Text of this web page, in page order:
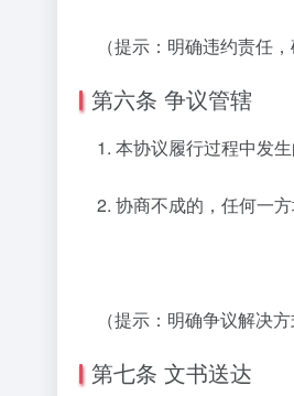
（提示：明确违约责任，
第六条 争议管辖
1. 本协议履行过程中发生
2. 协商不成的，任何一方
（提示：明确争议解决方
第七条 文书送达